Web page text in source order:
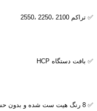
✅ تراکم 2100 ،2250 ،2550
✅ بافت دستگاه HCP
✅ 8 رنگ هیت ست شده و بدون حساسیت